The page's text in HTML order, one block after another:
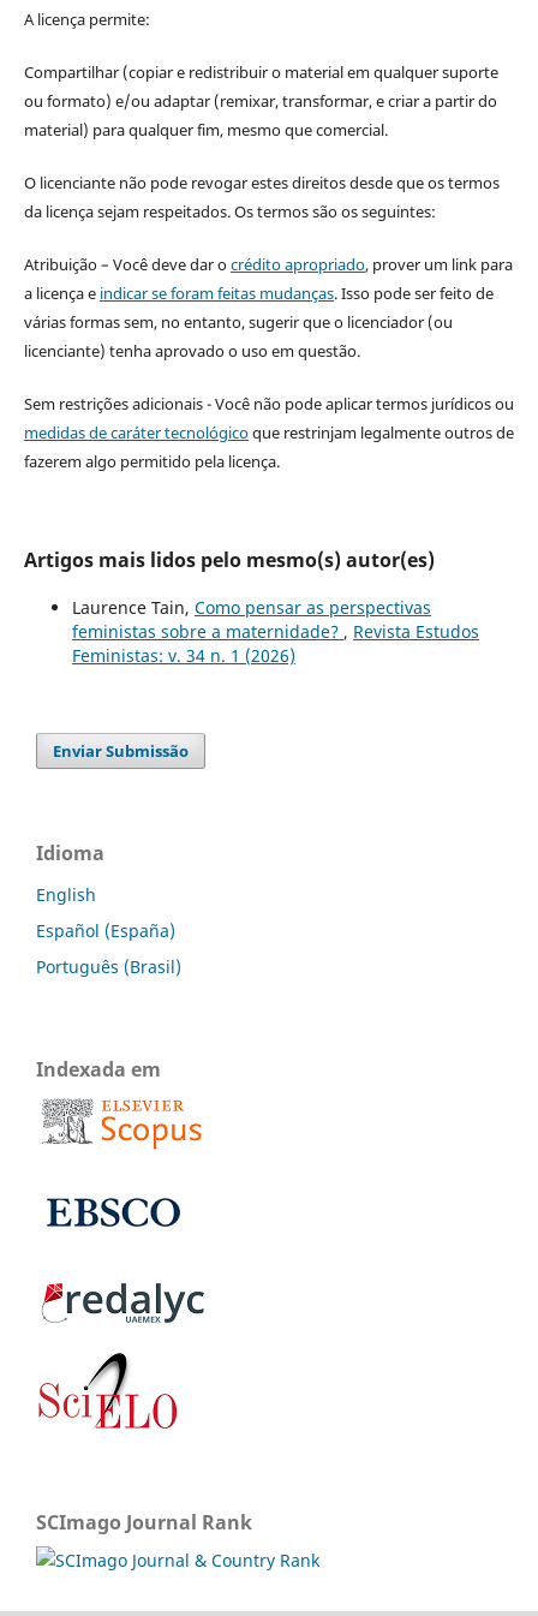
A licença permite:
Compartilhar (copiar e redistribuir o material em qualquer suporte
ou formato) e/ou adaptar (remixar, transformar, e criar a partir do
material) para qualquer fim, mesmo que comercial.
O licenciante não pode revogar estes direitos desde que os termos
da licença sejam respeitados. Os termos são os seguintes:
Atribuição – Você deve dar ocrédito apropriado, prover um link para
a licença e indicar se foram feitas mudanças. Isso pode ser feito de
várias formas sem, no entanto, sugerir que o licenciador (ou
licenciante) tenha aprovado o uso em questão.
Sem restrições adicionais - Você não pode aplicar termos jurídicos ou
medidas de caráter tecnológicoque restrinjam legalmente outros de
fazerem algo permitido pela licença.
Artigos mais lidos pelo mesmo(s) autor(es)
Laurence Tain, Como pensar as perspectivas
feministas sobre a maternidade? , Revista Estudos
Feministas: v. 34 n. 1 (2026)
Enviar Submissão
Idioma
English
Español (España)
Português (Brasil)
Indexada em
SCImago Journal Rank